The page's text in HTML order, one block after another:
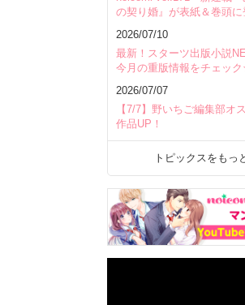
の契り婚』が表紙＆巻頭に
2026/07/10
最新！スターツ出版小説
今月の重版情報をチェッ
2026/07/07
【7/7】野いちご編集部オ
作品UP！
トピックスをもっ